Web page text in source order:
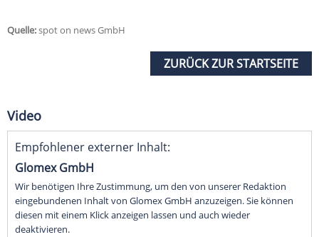
Quelle:spot on news GmbH
ZURÜCK ZUR STARTSEITE
Video
Empfohlener externer Inhalt:
Glomex GmbH
Wir benötigen Ihre Zustimmung, um den von unserer Redaktion
eingebundenen Inhalt von Glomex GmbH anzuzeigen. Sie können
diesen mit einem Klick anzeigen lassen und auch wieder
deaktivieren.